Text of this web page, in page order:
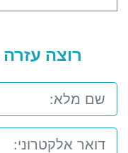
רוצה עזרה